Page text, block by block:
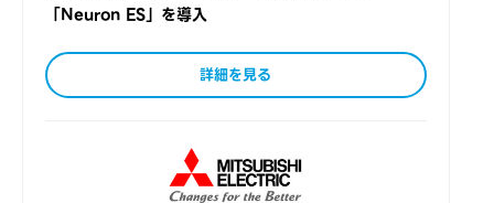
「Neuron ES」を導入
詳細を見る